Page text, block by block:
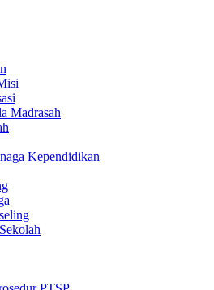
Madrasah
Kependidikan